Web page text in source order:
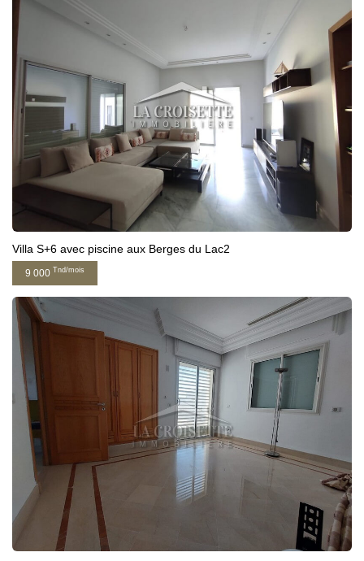
Villa S+6 avec piscine aux Berges du Lac2
9 000 Tnd/mois